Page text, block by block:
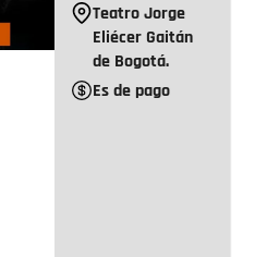
Teatro Jorge
Eliécer Gaitán
de Bogotá.
Es de pago